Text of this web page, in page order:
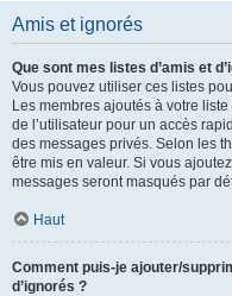
Amis et ignorés
Que sont mes listes d’amis et
Vous pouvez utiliser ces listes
Les membres ajoutés à votre
de l’utilisateur pour un accès
des messages privés. Selon les
être mis en valeur. Si vous
messages seront masqués par
Haut
Comment puis-je ajouter/
d’ignorés ?